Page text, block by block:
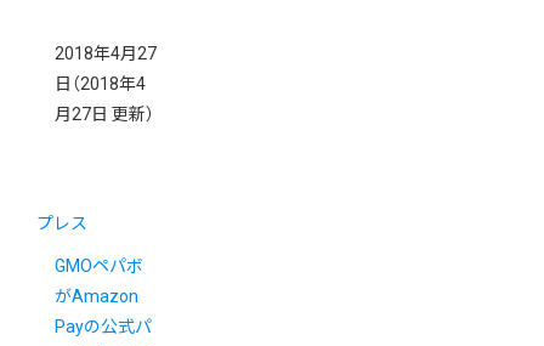
2018年4月27
日 （2018年4
月27日 更新）
プレス
GMOペパボ
がAmazon
Payの公式パ